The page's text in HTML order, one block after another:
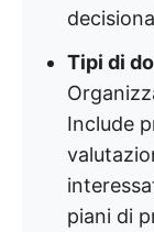
Tipi di
Include
piani di